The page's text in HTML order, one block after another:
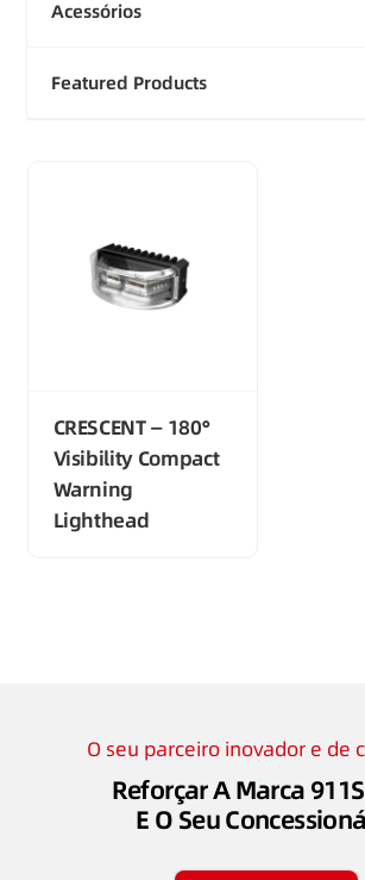
Acessórios
Featured Products
CRESCENT — 180°
Visibility Compact
Warning
Lighthead
O seu parceiro inovador e de
Reforçar A Marca
E O Seu